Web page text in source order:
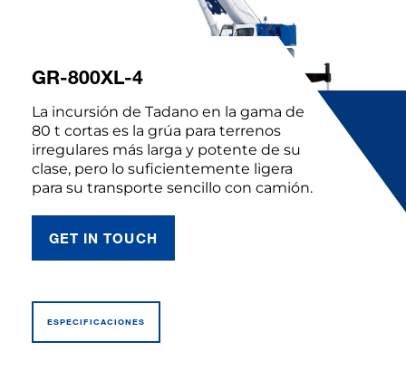
GR-800XL-4
La incursión de Tadano en la gama de
80 t cortas es la grúa para terrenos
irregulares más larga y potente de su
clase, pero lo suficientemente ligera
para su transporte sencillo con camión.
GET IN TOUCH
ESPECIFI­CACIONES